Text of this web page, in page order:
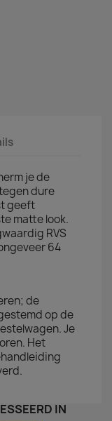
je de
dure
geeft
matte look.
RVS
64
de
op de
Je
Het
IN